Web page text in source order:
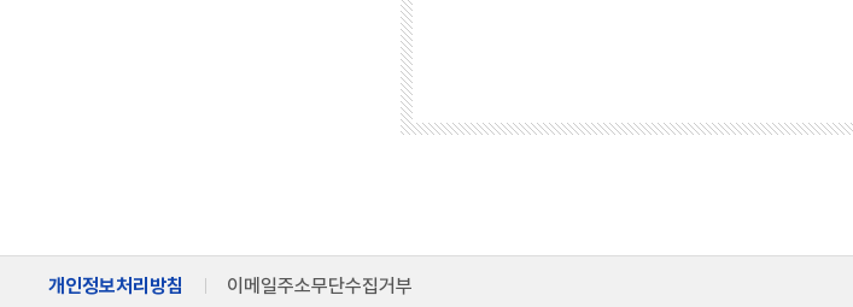
개인정보처리방침 이메일주소무단수집거부